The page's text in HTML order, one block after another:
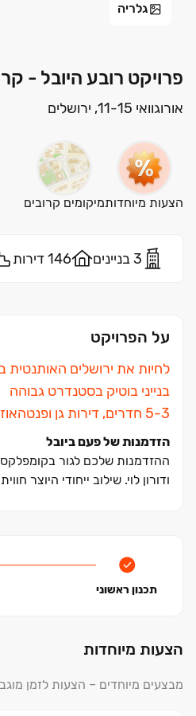
גלריה
פרויקט רובע היובל -
אורוגוואי 11-15, ירושלים
הצעות מיוחדותמיקומים קרובים
3 בניינים 146 דירות
על הפרויקט
לחיות את ירושלים האותנטית
בנייני בוטיק בסטנדרט גבוהה
הזדמנות של פעם ביובל
ודורון לוי. שילוב ייחודי
תכנון ראשוני
הצעות מיוחדות
מבצעים מיוחדים – הצעות לזמן